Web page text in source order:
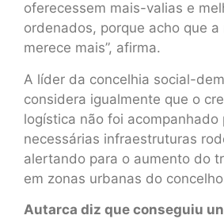
oferecessem mais-valias e
ordenados, porque acho que
merece mais”, afirma.
A líder da concelhia social-
considera igualmente que o
logística não foi acompanhado
necessárias infraestruturas
alertando para o aumento do
em zonas urbanas do
Autarca diz que conseguiu